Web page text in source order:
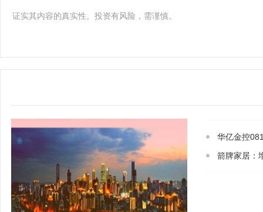
证实其内容的真实性。投资有风险，需谨慎。
华亿金控
箭牌家居：